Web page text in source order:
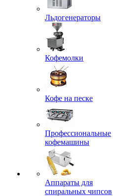
Льдогенераторы
Кофемолки
Кофе на песке
Профессиональные
кофемашины
Аппараты для
спиральных чипсов